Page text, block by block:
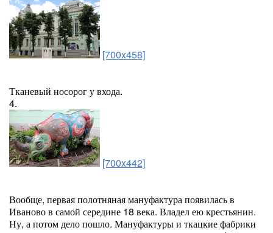
[700x458]
Тканевый носорог у входа.
4.
[700x442]
Вообще, первая полотняная мануфактура появилась в
Иваново в самой середине 18 века. Владел ею крестьянин.
Ну, а потом дело пошло. Мануфактуры и ткацкие фабрики